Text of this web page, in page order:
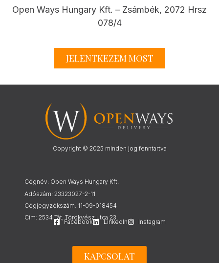
Open Ways Hungary Kft. – Zsámbék, 2072 Hrsz
078/4
JELENTKEZEM MOST
Copyright © 2025 minden jog fenntartva
Cégnév: Open Ways Hungary Kft.
Adószám: 23323027-2-11
Cégjegyzékszám: 11-09-018454
Cím: 2534 Tát, Törökvész utca 23.
Facebook LinkedIn Instagram
KAPCSOLAT